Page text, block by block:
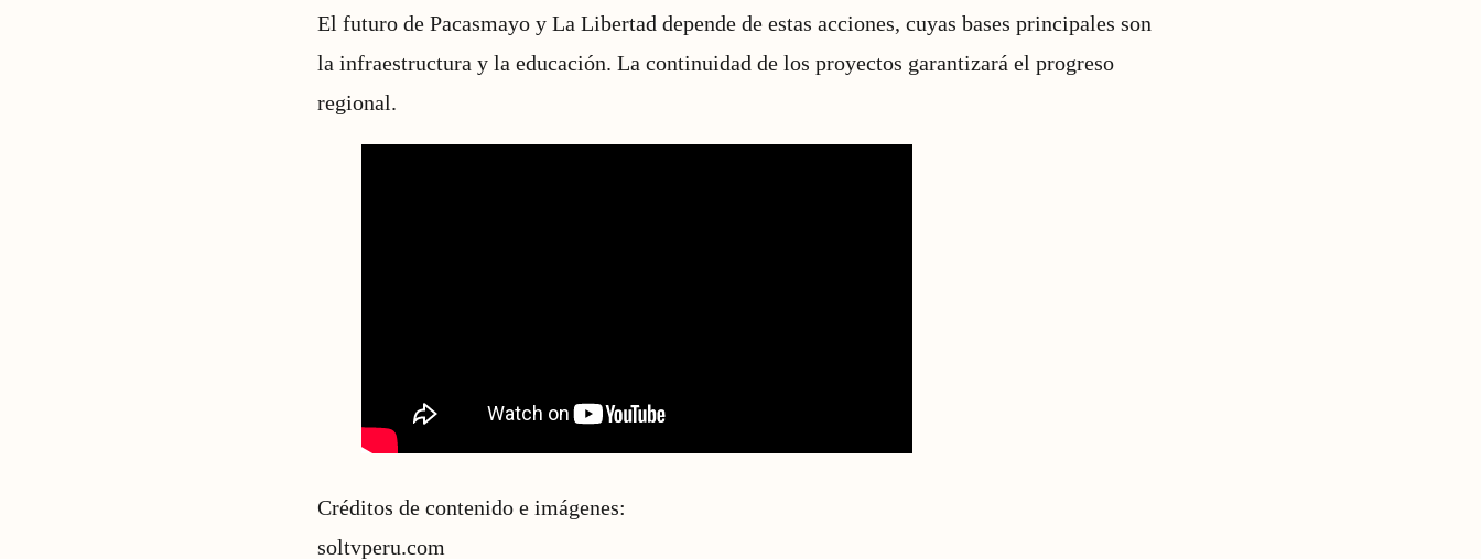
El futuro de Pacasmayo y La Libertad depende de estas acciones, cuyas bases principales son
la infraestructura y la educación. La continuidad de los proyectos garantizará el progreso
regional.
Créditos de contenido e imágenes:
soltvperu.com